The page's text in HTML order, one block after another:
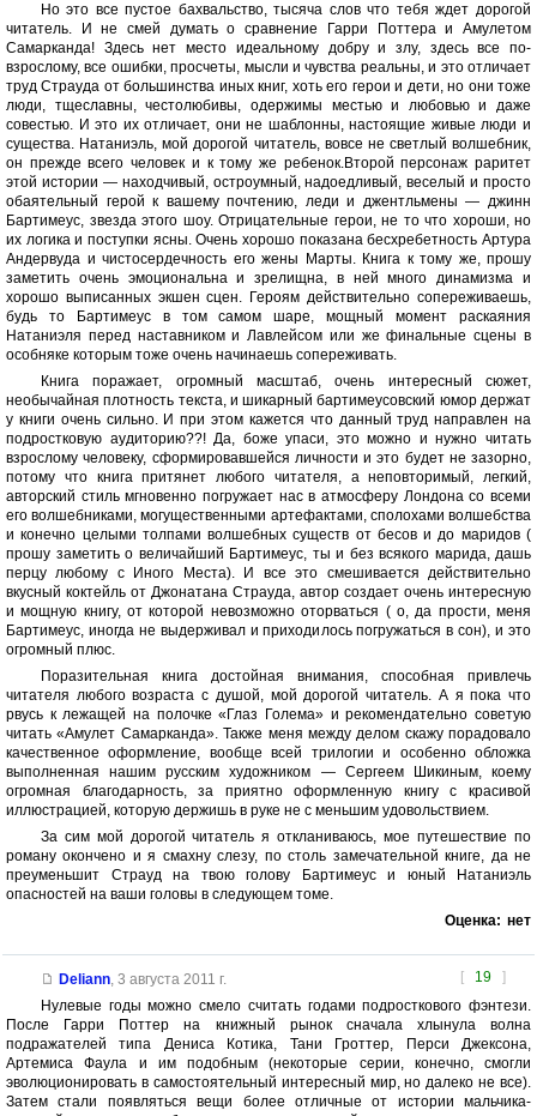
Но это все пустое бахвальство, тысяча слов что тебя ждет дорогой
читатель. И не смей думать о сравнение Гарри Поттера и Амулетом
Самарканда! Здесь нет место идеальному добру и злу, здесь все по-
взрослому, все ошибки, просчеты, мысли и чувства реальны, и это отличает
труд Страуда от большинства иных книг, хоть его герои и дети, но они тоже
люди, тщеславны, честолюбивы, одержимы местью и любовью и даже
совестью. И это их отличает, они не шаблонны, настоящие живые люди и
существа. Натаниэль, мой дорогой читатель, вовсе не светлый волшебник,
он прежде всего человек и к тому же ребенок.Второй персонаж раритет
этой истории — находчивый, остроумный, надоедливый, веселый и просто
обаятельный герой к вашему почтению, леди и джентльмены — джинн
Бартимеус, звезда этого шоу. Отрицательные герои, не то что хороши, но
их логика и поступки ясны. Очень хорошо показана бесхребетность Артура
Андервуда и чистосердечность его жены Марты. Книга к тому же, прошу
заметить очень эмоциональна и зрелищна, в ней много динамизма и
хорошо выписанных экшен сцен. Героям действительно сопереживаешь,
будь то Бартимеус в том самом шаре, мощный момент раскаяния
Натаниэля перед наставником и Лавлейсом или же финальные сцены в
особняке которым тоже очень начинаешь сопереживать.
Книга поражает, огромный масштаб, очень интересный сюжет,
необычайная плотность текста, и шикарный бартимеусовский юмор держат
у книги очень сильно. И при этом кажется что данный труд направлен на
подростковую аудиторию??! Да, боже упаси, это можно и нужно читать
взрослому человеку, сформировавшейся личности и это будет не зазорно,
потому что книга притянет любого читателя, а неповторимый, легкий,
авторский стиль мгновенно погружает нас в атмосферу Лондона со всеми
его волшебниками, могущественными артефактами, сполохами волшебства
и конечно целыми толпами волшебных существ от бесов и до маридов (
прошу заметить о величайший Бартимеус, ты и без всякого марида, дашь
перцу любому с Иного Места). И все это смешивается действительно
вкусный коктейль от Джонатана Страуда, автор создает очень интересную
и мощную книгу, от которой невозможно оторваться ( о, да прости, меня
Бартимеус, иногда не выдерживал и приходилось погружаться в сон), и это
огромный плюс.
Поразительная книга достойная внимания, способная привлечь
читателя любого возраста с душой, мой дорогой читатель. А я пока что
рвусь к лежащей на полочке «Глаз Голема» и рекомендательно советую
читать «Амулет Самарканда». Также меня между делом скажу порадовало
качественное оформление, вообще всей трилогии и особенно обложка
выполненная нашим русским художником — Сергеем Шикиным, коему
огромная благодарность, за приятно оформленную книгу с красивой
иллюстрацией, которую держишь в руке не с меньшим удовольствием.
За сим мой дорогой читатель я откланиваюсь, мое путешествие по
роману окончено и я смахну слезу, по столь замечательной книге, да не
преуменьшит Страуд на твою голову Бартимеус и юный Натаниэль
опасностей на ваши головы в следующем томе.
Оценка: нет
[ 19 ]
Deliann, 3 августа 2011 г.
Нулевые годы можно смело считать годами подросткового фэнтези.
После Гарри Поттер на книжный рынок сначала хлынула волна
подражателей типа Дениса Котика, Тани Гроттер, Перси Джексона,
Артемиса Фаула и им подобным (некоторые серии, конечно, смогли
эволюционировать в самостоятельный интересный мир, но далеко не все).
Затем стали появляться вещи более отличные от истории мальчика-